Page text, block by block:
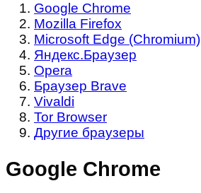
Google Chrome
Mozilla Firefox
Microsoft Edge (Chromium)
Яндекс.Браузер
Opera
Браузер Brave
Vivaldi
Tor Browser
Другие браузеры
Google Chrome